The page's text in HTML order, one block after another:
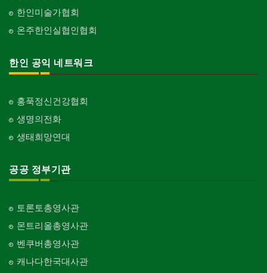
한인미술가협회
온주한인실협인협회
한인 공익 네트워크
홍푹정신건강협회
생명의전화
생태희망연대
공공 정부기관
토론토총영사관
몬트리올총영사관
벤쿠버총영사관
캐나다한국대사관